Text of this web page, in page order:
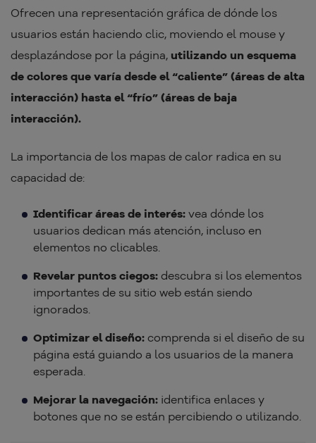
Ofrecen una representación gráfica de dónde los
usuarios están haciendo clic, moviendo el mouse y
desplazándose por la página, utilizando un esquema
de colores que varía desde el “caliente” (áreas de alta
interacción) hasta el “frío” (áreas de baja
interacción).
La importancia de los mapas de calor radica en su
capacidad de:
Identificar áreas de interés: vea dónde los
usuarios dedican más atención, incluso en
elementos no clicables.
Revelar puntos ciegos: descubra si los elementos
importantes de su sitio web están siendo
ignorados.
Optimizar el diseño: comprenda si el diseño de su
página está guiando a los usuarios de la manera
esperada.
Mejorar la navegación: identifica enlaces y
botones que no se están percibiendo o utilizando.